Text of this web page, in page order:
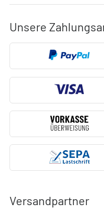
Unsere
Versandpartner